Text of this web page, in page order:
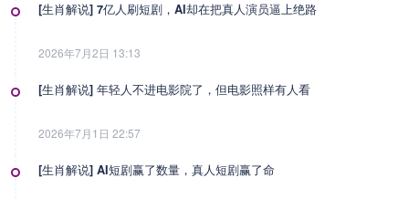
[生肖解说] 7亿人刷短剧，AI却在把真人演员逼上绝路
2026年7月2日 13:13
[生肖解说] 年轻人不进电影院了，但电影照样有人看
2026年7月1日 22:57
[生肖解说] AI短剧赢了数量，真人短剧赢了命